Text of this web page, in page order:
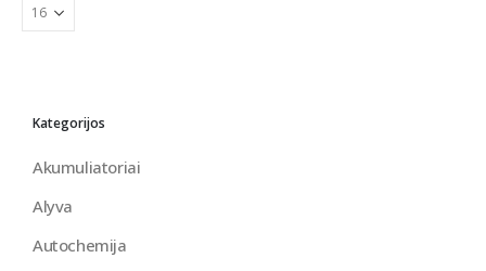
Kategorijos
Akumuliatoriai
Alyva
Autochemija